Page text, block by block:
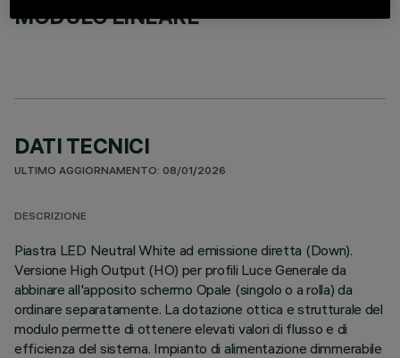
MODULO LINEARE
DATI TECNICI
ULTIMO AGGIORNAMENTO: 08/01/2026
DESCRIZIONE
Piastra LED Neutral White ad emissione diretta (Down).
Versione High Output (HO) per profili Luce Generale da
abbinare all'apposito schermo Opale (singolo o a rolla) da
ordinare separatamente. La dotazione ottica e strutturale del
modulo permette di ottenere elevati valori di flusso e di
efficienza del sistema. Impianto di alimentazione dimmerabile